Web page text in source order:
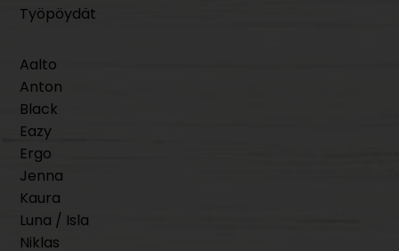
Työpöydät
Aalto
Anton
Black
Eazy
Ergo
Jenna
Kaura
Luna / Isla
Niklas